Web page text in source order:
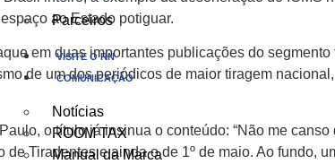
Parceiros
VISITE O RN
COMUNICAÇÃO
Notícias
ROOM TAX
Manual da Marca
ao Estado potiguar.
em duas importantes publicações do
de um dos periódicos de maior tiragem
o título já insinua o conteúdo: “Não me
de Tiradentes e ainda o de 1º de maio. Ao fundo,